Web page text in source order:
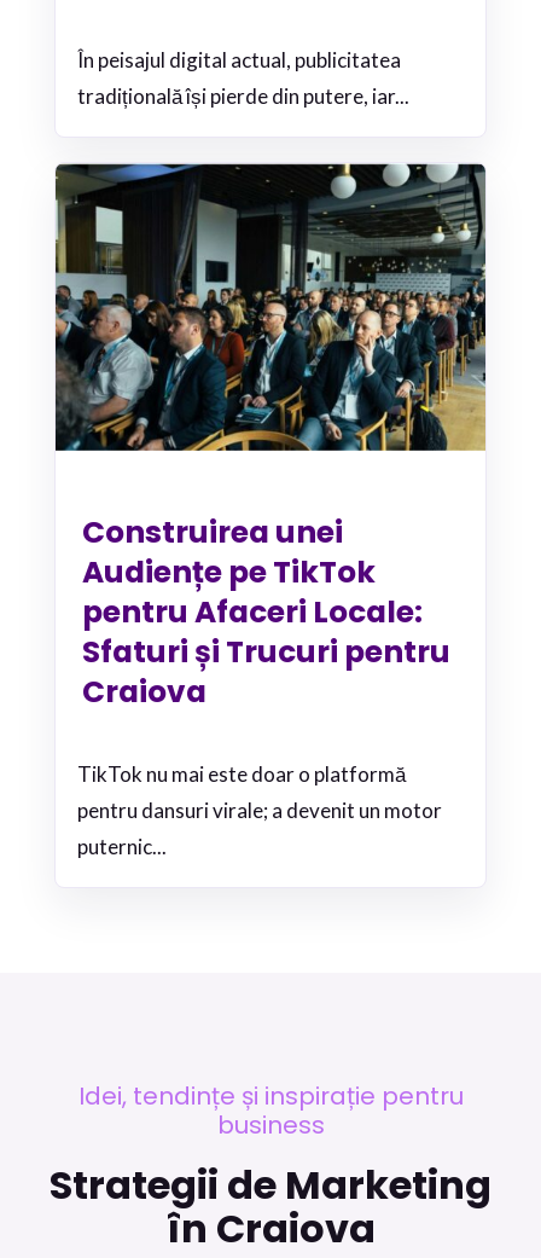
În peisajul digital actual, publicitatea
tradițională își pierde din putere, iar...
Construirea unei
Audiențe pe TikTok
pentru Afaceri Locale:
Sfaturi și Trucuri pentru
Craiova
TikTok nu mai este doar o platformă
pentru dansuri virale; a devenit un motor
puternic...
Idei, tendințe și inspirație pentru
business
Strategii de Marketing
în Craiova